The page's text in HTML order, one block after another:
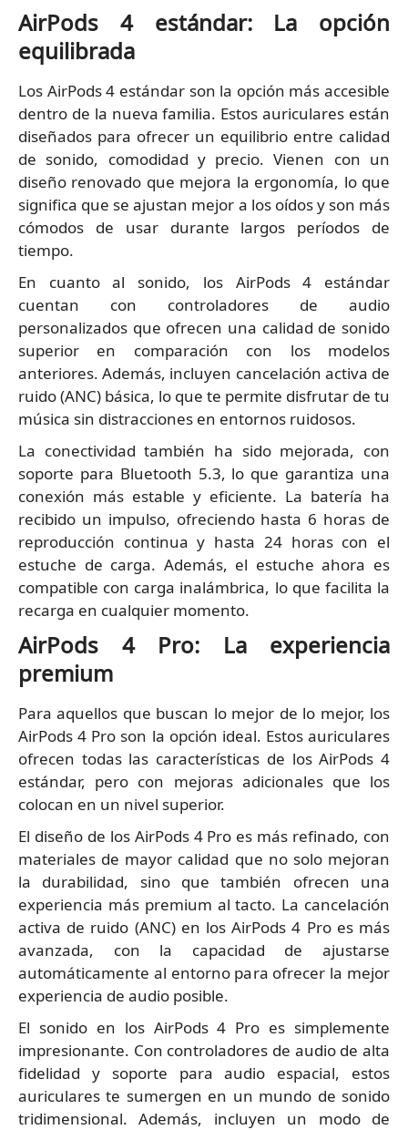
AirPods 4 estándar: La opción
equilibrada
Los AirPods 4 estándar son la opción más accesible
dentro de la nueva familia. Estos auriculares están
diseñados para ofrecer un equilibrio entre calidad
de sonido, comodidad y precio. Vienen con un
diseño renovado que mejora la ergonomía, lo que
significa que se ajustan mejor a los oídos y son más
cómodos de usar durante largos períodos de
tiempo.
En cuanto al sonido, los AirPods 4 estándar
cuentan con controladores de audio
personalizados que ofrecen una calidad de sonido
superior en comparación con los modelos
anteriores. Además, incluyen cancelación activa de
ruido (ANC) básica, lo que te permite disfrutar de tu
música sin distracciones en entornos ruidosos.
La conectividad también ha sido mejorada, con
soporte para Bluetooth 5.3, lo que garantiza una
conexión más estable y eficiente. La batería ha
recibido un impulso, ofreciendo hasta 6 horas de
reproducción continua y hasta 24 horas con el
estuche de carga. Además, el estuche ahora es
compatible con carga inalámbrica, lo que facilita la
recarga en cualquier momento.
AirPods 4 Pro: La experiencia
premium
Para aquellos que buscan lo mejor de lo mejor, los
AirPods 4 Pro son la opción ideal. Estos auriculares
ofrecen todas las características de los AirPods 4
estándar, pero con mejoras adicionales que los
colocan en un nivel superior.
El diseño de los AirPods 4 Pro es más refinado, con
materiales de mayor calidad que no solo mejoran
la durabilidad, sino que también ofrecen una
experiencia más premium al tacto. La cancelación
activa de ruido (ANC) en los AirPods 4 Pro es más
avanzada, con la capacidad de ajustarse
automáticamente al entorno para ofrecer la mejor
experiencia de audio posible.
El sonido en los AirPods 4 Pro es simplemente
impresionante. Con controladores de audio de alta
fidelidad y soporte para audio espacial, estos
auriculares te sumergen en un mundo de sonido
tridimensional. Además, incluyen un modo de